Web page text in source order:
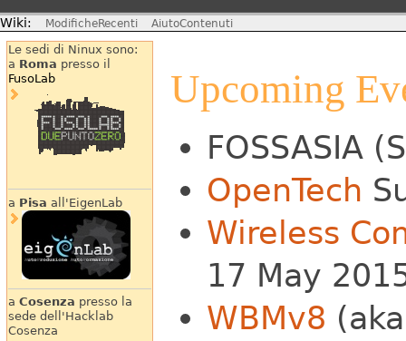
Wiki: ModificheRecenti AiutoContenuti
Le sedi di Ninux sono:
a Roma presso il
FusoLab
a Pisa all'EigenLab
a Cosenza presso la
sede dell'Hacklab
Cosenza
Upcoming
FOSSASIA
OpenTech
Wireless
17 May
WBMv8